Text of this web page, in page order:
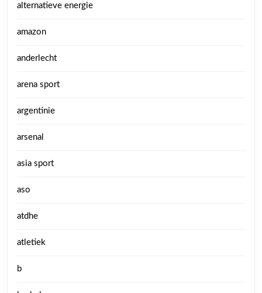
alternatieve energie
amazon
anderlecht
arena sport
argentinie
arsenal
asia sport
aso
atdhe
atletiek
b